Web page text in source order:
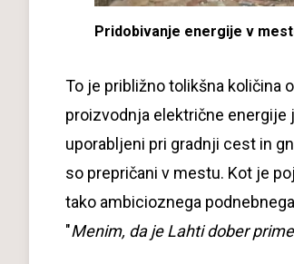
Pridobivanje energije v
To je približno tolikšna količina
proizvodnja električne energije
uporabljeni pri gradnji cest in
so prepričani v mestu. Kot je
tako ambicioznega
"Menim, da je Lahti dober